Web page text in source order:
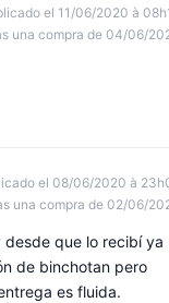
el 11/06/2020 à
una compra de 04/06/
el 08/06/2020 à
una compra de 02/06/
que lo recibí ya
de binchotan pero
es fluida.